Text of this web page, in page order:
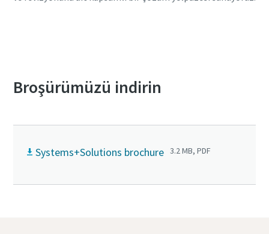
Broşürümüzü indirin
Systems+Solutions brochure 3.2 MB, PDF